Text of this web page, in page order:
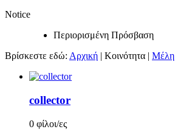
Notice
Περιορισμένη Πρόσβαση
Βρίσκεστε εδώ: Αρχική | Κοινότητα | Μέλη
collector
0 φίλοι/ες